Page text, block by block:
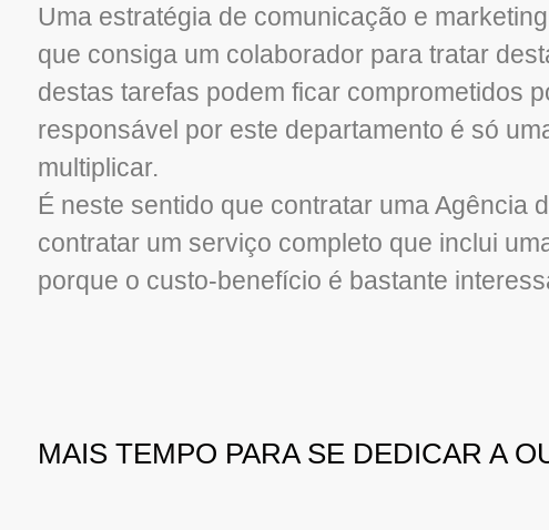
Uma estratégia de comunicação e
que consiga um colaborador para tratar
destas tarefas podem ficar comprometidos
responsável por este departamento é só
multiplicar.
É neste sentido que contratar uma Agência
contratar um serviço completo que inclui
porque o custo-benefício é bastante
MAIS TEMPO PARA SE DEDICAR A